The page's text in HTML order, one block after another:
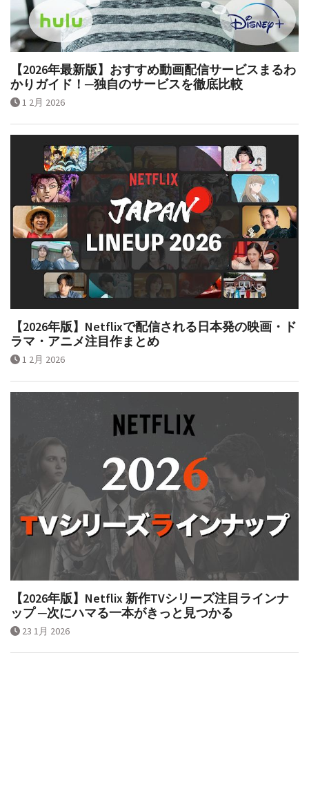
【2026年最新版】おすすめ動画配信サービスまるわ
かりガイド！─独自のサービスを徹底比較
1 2月 2026
【2026年版】Netflixで配信される日本発の映画・ド
ラマ・アニメ注目作まとめ
1 2月 2026
【2026年版】Netflix 新作TVシリーズ注目ラインナ
ップ ─次にハマる一本がきっと見つかる
23 1月 2026